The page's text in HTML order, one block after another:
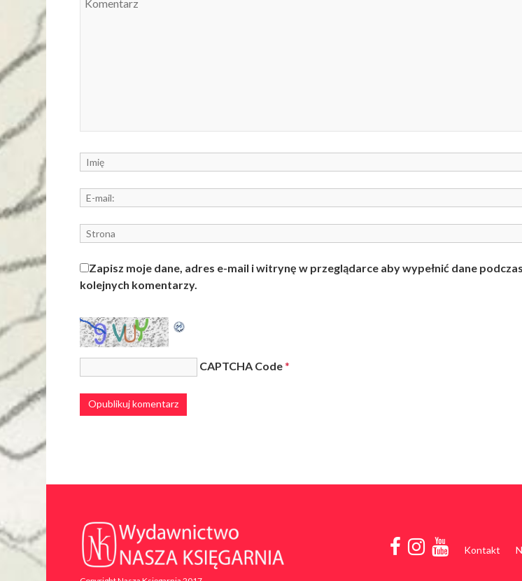
Zapisz moje dane, adres e-mail i witrynę w przeglądarce aby wypełnić dane
kolejnych komentarzy.
CAPTCHA Code*
Kontakt